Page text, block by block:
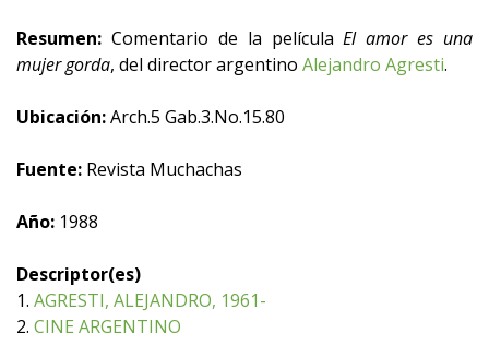
Resumen: Comentario de la películaEl amor es una
mujer gorda, del director argentino Alejandro Agresti.
Ubicación:Arch.5 Gab.3.No.15.80
Fuente: Revista Muchachas
Año: 1988
Descriptor(es)
1. AGRESTI, ALEJANDRO, 1961-
2. CINE ARGENTINO